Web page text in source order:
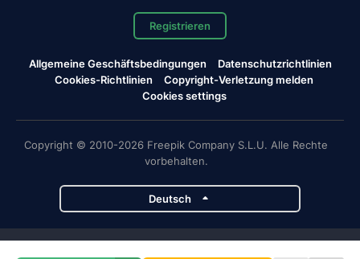
Registrieren
Allgemeine Geschäftsbedingungen
Datenschutzrichtlinien
Cookies-Richtlinien
Copyright-Verletzung melden
Cookies settings
Copyright © 2010-2026 Freepik Company S.L.U. Alle Rechte
vorbehalten.
Deutsch